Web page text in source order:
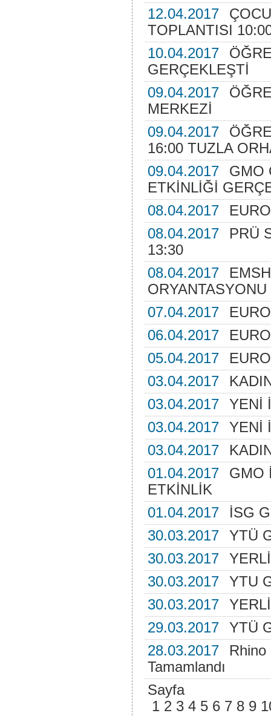
12.04.2017
TOPLANTISI
10.04.2017
GERÇEKLEŞTİ
09.04.2017
MERKEZİ
09.04.2017
16:00 TUZLA
09.04.2017
GMO
ETKİNLİĞİ
08.04.2017
08.04.2017
PRÜ
13:30
08.04.2017
07.04.2017
06.04.2017
05.04.2017
03.04.2017
03.04.2017
YENİ
03.04.2017
YENİ
03.04.2017
01.04.2017
GMO
ETKİNLİK
01.04.2017
İSG
30.03.2017
YTÜ
30.03.2017
30.03.2017
YTU
30.03.2017
29.03.2017
YTÜ
28.03.2017
Rhino
Tamamlandı
Sayfa
1 2 3 4 5 6 7 8 9